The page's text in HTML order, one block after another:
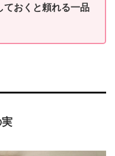
ておくと頼れる一品